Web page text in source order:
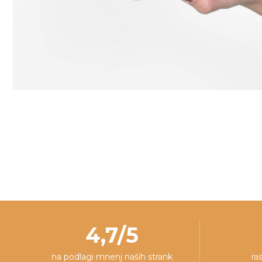
4,7/5
na podlagi mnenj naših strank